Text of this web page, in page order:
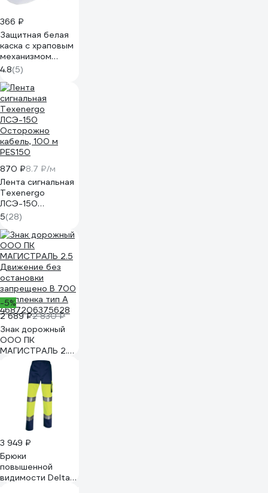
366 ₽
Защитная белая
каска с храповым
механизмом
регулировки
РемоКолор 22-4-
007
4.8(5)
870 ₽8.7 ₽/м
Лента сигнальная
Texenergo
ЛСЭ-150
Осторожно
кабель, 100 м
PES150
5(28)
-5%
2 689 ₽2 830 ₽
Знак дорожный
ООО ПК
МАГИСТРАЛЬ 2.5
Движение без
остановки
запрещено В 700
мм пленка тип А
4687206375628
3 949 ₽
Брюки
повышенной
видимости Delta